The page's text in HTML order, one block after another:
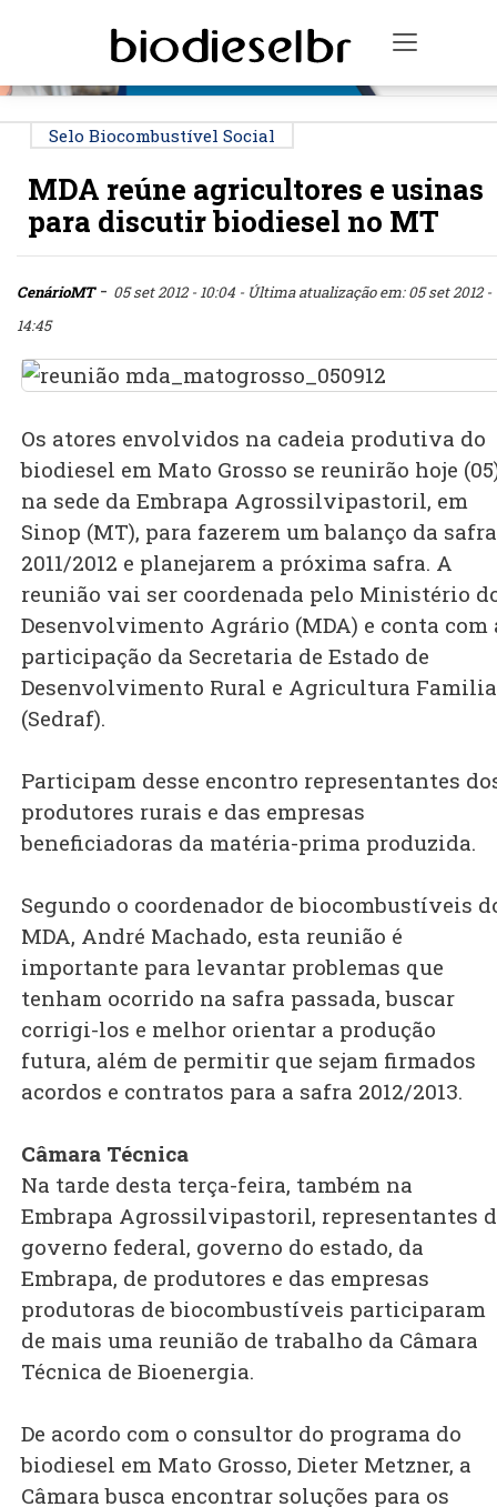
Toggle
Selo Biocombustível Social
MDA reúne agricultores e usinas
para discutir biodiesel no MT
CenárioMT- 05 set 2012 - 10:04 - Última atualização em: 05 set 2012 -
14:45
Os atores envolvidos na cadeia produtiva do
biodiesel em Mato Grosso se reunirão hoje
na sede da Embrapa Agrossilvipastoril, em
Sinop (MT), para fazerem um balanço da safra
2011/2012 e planejarem a próxima safra. A
reunião vai ser coordenada pelo Ministério
Desenvolvimento Agrário (MDA) e conta com
participação da Secretaria de Estado de
Desenvolvimento Rural e Agricultura
(Sedraf).
Participam desse encontro representantes
produtores rurais e das empresas
beneficiadoras da matéria-prima produzida.
Segundo o coordenador de biocombustíveis
MDA, André Machado, esta reunião é
importante para levantar problemas que
tenham ocorrido na safra passada, buscar
corrigi-los e melhor orientar a produção
futura, além de permitir que sejam firmados
acordos e contratos para a safra 2012/2013.
Câmara Técnica
Na tarde desta terça-feira, também na
Embrapa Agrossilvipastoril, representantes
governo federal, governo do estado, da
Embrapa, de produtores e das empresas
produtoras de biocombustíveis participaram
de mais uma reunião de trabalho da Câmara
Técnica de Bioenergia.
De acordo com o consultor do programa do
biodiesel em Mato Grosso, Dieter Metzner, a
Câmara busca encontrar soluções para os